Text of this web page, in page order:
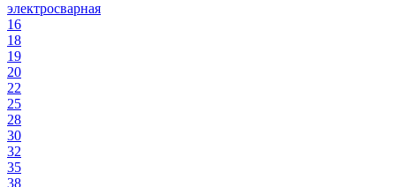
электросварная
16
18
19
20
22
25
28
30
32
35
38